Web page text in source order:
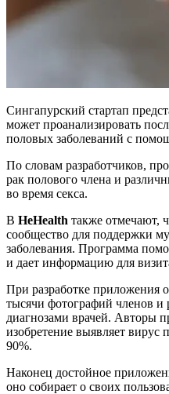
Сингапурский стартап
может проанализировать
половых заболеваний с
По словам разработчиков,
рак полового члена и
во время секса.
В HeHealth также отмечают,
сообщество для поддержки
заболевания. Программа
и дает информацию для
При разработке приложения
тысячи фотографий членов и
диагнозами врачей. Авторы
изобретение выявляет вирус
90%.
Наконец достойное
оно собирает о своих